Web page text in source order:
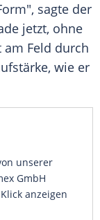
sagte der
jetzt, ohne
am Feld durch
wie er
unserer
GmbH
anzeigen